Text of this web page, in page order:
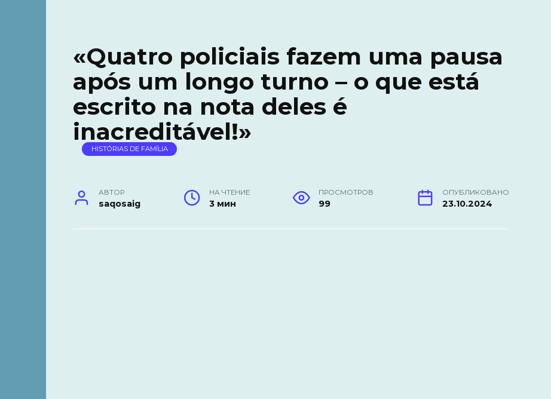
«Quatro policiais fazem uma pausa
após um longo turno – o que está
escrito na nota deles é
inacreditável!»
HISTÓRIAS DE FAMÍLIA
АВТОР
saqosaig
НА ЧТЕНИЕ
3 мин
ПРОСМОТРОВ
99
ОПУБЛИКОВАНО
23.10.2024